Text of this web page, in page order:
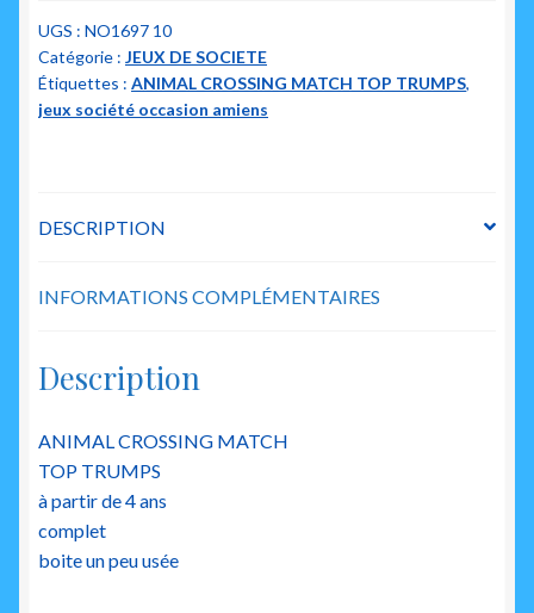
match
top
trumps
UGS : NO1697 10
Catégorie : JEUX DE SOCIETE
Étiquettes : ANIMAL CROSSING MATCH TOP TRUMPS,
jeux société occasion amiens
DESCRIPTION
INFORMATIONS COMPLÉMENTAIRES
Description
ANIMAL CROSSING MATCH
TOP TRUMPS
à partir de 4 ans
complet
boite un peu usée